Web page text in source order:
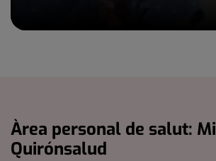
Àrea personal de salut: Mi
Quirónsalud